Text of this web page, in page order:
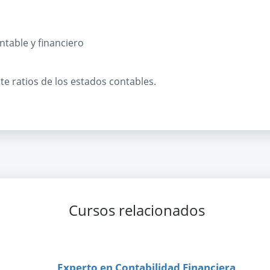
y financiero
ratios de los estados contables.
Cursos relacionados